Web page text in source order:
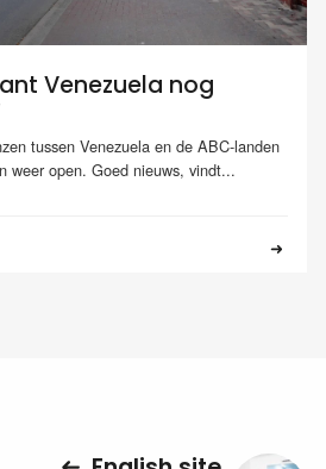
Venezuela nog
tussen Venezuela en de ABC-landen
weer open. Goed nieuws, vindt...